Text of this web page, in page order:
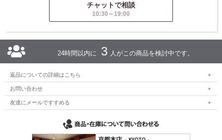
チャットで相談
10:30～19:00
24時間以内に 3 人がこの商品を検討中です。
返品についての詳細はこちら
お問い合わせ
友達にメールですすめる